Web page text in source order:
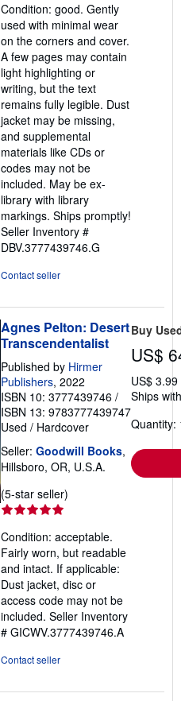
out
of
5
stars
Condition: good. Gently
used with minimal wear
on the corners and cover.
A few pages may contain
light highlighting or
writing, but the text
remains fully legible. Dust
jacket may be missing,
and supplemental
materials like CDs or
codes may not be
included. May be ex-
library with library
markings. Ships promptly!
Seller Inventory #
DBV.3777439746.G
Contact seller
Agnes Pelton: Desert
Transcendentalist
Published by Hirmer
Publishers, 2022
ISBN 10: 3777439746 /
ISBN 13: 9783777439747
Used / Hardcover
Seller: Goodwill Books,
Hillsboro, OR, U.S.A.
(5-star seller)
out
of
5
stars
Condition: acceptable.
Fairly worn, but readable
and intact. If applicable:
Dust jacket, disc or
access code may not be
included. Seller Inventory
# GICWV.3777439746.A
Contact seller
Buy
US$
US$
Ships
Quantity: